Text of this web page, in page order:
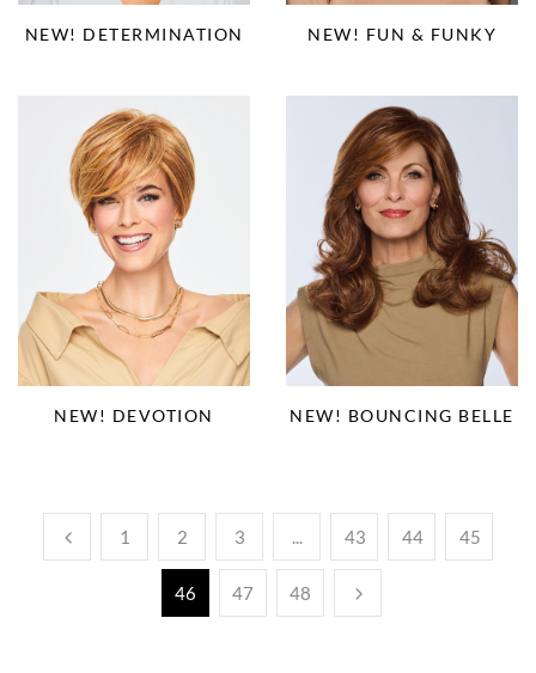
NEW! DETERMINATION NEW! FUN & FUNKY
NEW! DEVOTION NEW! BOUNCING BELLE
1 2 3 ... 43 44 45
46 47 48